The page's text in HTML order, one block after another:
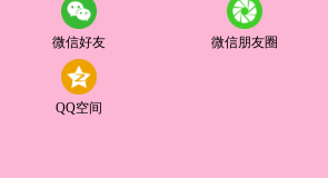
微信好友 微信朋友圈
QQ空间